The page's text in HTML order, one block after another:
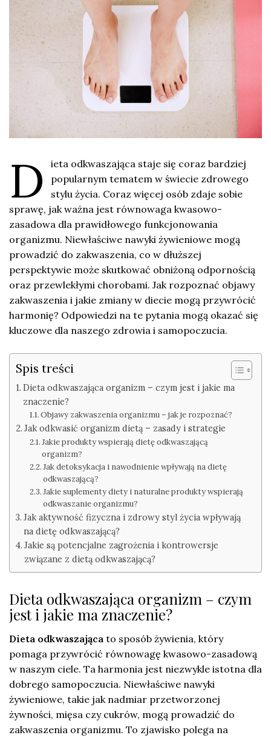
D
ieta odkwaszająca staje się coraz bardziej
popularnym tematem w świecie zdrowego
stylu życia. Coraz więcej osób zdaje sobie
sprawę, jak ważna jest równowaga kwasowo-
zasadowa dla prawidłowego funkcjonowania
organizmu. Niewłaściwe nawyki żywieniowe mogą
prowadzić do zakwaszenia, co w dłuższej
perspektywie może skutkować obniżoną odpornością
oraz przewlekłymi chorobami. Jak rozpoznać objawy
zakwaszenia i jakie zmiany w diecie mogą przywrócić
harmonię? Odpowiedzi na te pytania mogą okazać się
kluczowe dla naszego zdrowia i samopoczucia.
Spis treści
Dieta odkwaszająca organizm – czym jest i jakie ma
znaczenie?
Objawy zakwaszenia organizmu – jak je rozpoznać?
Jak odkwasić organizm dietą – zasady i strategie
Jakie produkty wspierają dietę odkwaszającą
organizm?
Jak detoksykacja i nawodnienie wpływają na dietę
odkwaszającą?
Jakie suplementy diety i naturalne produkty wspierają
odkwaszanie organizmu?
Jak aktywność fizyczna i zdrowy styl życia wpływają
na dietę odkwaszającą?
Jakie są potencjalne zagrożenia i kontrowersje
związane z dietą odkwaszającą?
Dieta odkwaszająca organizm – czym
jest i jakie ma znaczenie?
Dieta odkwaszająca to sposób żywienia, który
pomaga przywrócić równowagę kwasowo-zasadową
w naszym ciele. Ta harmonia jest niezwykle istotna dla
dobrego samopoczucia. Niewłaściwe nawyki
żywieniowe, takie jak nadmiar przetworzonej
żywności, mięsa czy cukrów, mogą prowadzić do
zakwaszenia organizmu. To zjawisko polega na